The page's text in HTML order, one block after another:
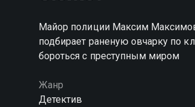
Майор полиции Максим Максимов
подбирает раненую овчарку по
бороться с преступным миром
Жанр
Детектив